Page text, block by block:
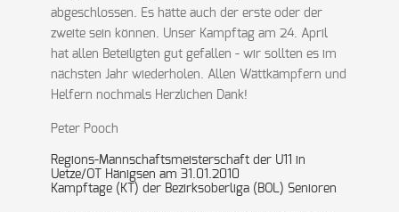
abgeschlossen. Es hätte auch der erste oder der
zweite sein können. Unser Kampftag am 24. April
hat allen Beteiligten gut gefallen - wir sollten es im
nächsten Jahr wiederholen. Allen Wättkämpfern und
Helfern nochmals Herzlichen Dank!
Peter Pooch
Regions-Mannschaftsmeisterschaft der U11 in
Uetze/OT Hänigsen am 31.01.2010
Kampftage (KT) der Bezirksoberliga (BOL) Senioren